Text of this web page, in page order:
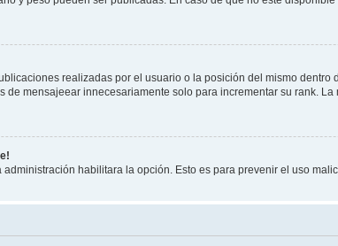
realizadas por el usuario o la posición del mismo
mensajeear innecesariamente solo para incrementar su rank.
habilitara la opción. Esto es para prevenir el uso